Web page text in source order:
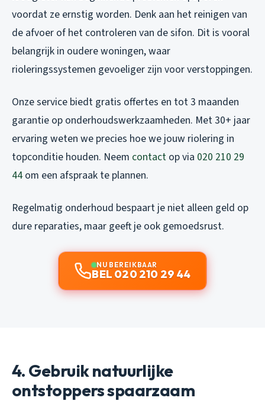
voordat ze ernstig worden. Denk aan het reinigen van
de afvoer of het controleren van de sifon. Dit is vooral
belangrijk in oudere woningen, waar
rioleringssystemen gevoeliger zijn voor verstoppingen.
Onze service biedt gratis offertes en tot 3 maanden
garantie op onderhoudswerkzaamheden. Met 30+ jaar
ervaring weten we precies hoe we jouw riolering in
topconditie houden. Neem contact op via 020 210 29
44 om een afspraak te plannen.
Regelmatig onderhoud bespaart je niet alleen geld op
dure reparaties, maar geeft je ook gemoedsrust.
NU BEREIKBAAR
BEL 020 210 29 44
4. Gebruik natuurlijke
ontstoppers spaarzaam